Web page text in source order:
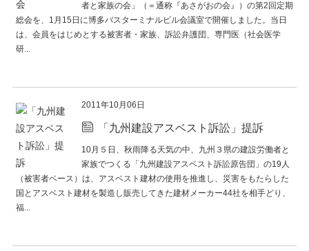
者と家族の会」（＝通称『あさがおの会』）の第2回定期
総会を、1月15日に博多バスターミナルビル会議室で開催しました。当日
は、会員をはじめとする被害者・家族、訴訟弁護団、専門医（社会医学
研...
2011年10月06日
「九州建設アスベスト訴訟」提訴
10月５日、秋雨降る天気の中、九州３県の建設労働者と
家族でつくる「九州建設アスベスト訴訟原告団」の19人
（被害者ベース）は、アスベスト建材の使用を推進し、災害をもたらした
国とアスベスト建材を製造し販売してきた建材メーカー44社を相手どり、
福...